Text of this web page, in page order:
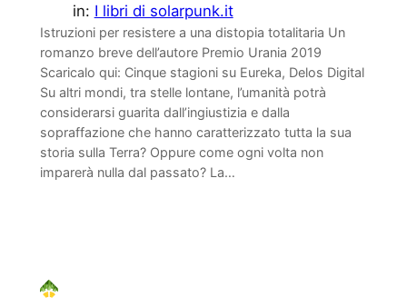
in: I libri di solarpunk.it
Istruzioni per resistere a una distopia totalitaria Un
romanzo breve dell’autore Premio Urania 2019
Scaricalo qui: Cinque stagioni su Eureka, Delos Digital
Su altri mondi, tra stelle lontane, l’umanità potrà
considerarsi guarita dall’ingiustizia e dalla
sopraffazione che hanno caratterizzato tutta la sua
storia sulla Terra? Oppure come ogni volta non
imparerà nulla dal passato? La…